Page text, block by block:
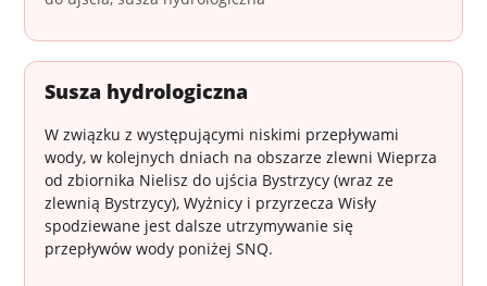
Susza hydrologiczna
W związku z występującymi niskimi przepływami
wody, w kolejnych dniach na obszarze zlewni Wieprza
od zbiornika Nielisz do ujścia Bystrzycy (wraz ze
zlewnią Bystrzycy), Wyżnicy i przyrzecza Wisły
spodziewane jest dalsze utrzymywanie się
przepływów wody poniżej SNQ.